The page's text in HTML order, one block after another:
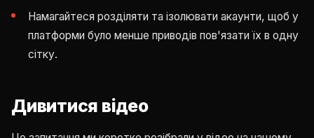
Намагайтеся розділяти та ізолювати акаунти, щоб у
платформи було менше приводів пов'язати їх в одну
сітку.
Дивитися відео